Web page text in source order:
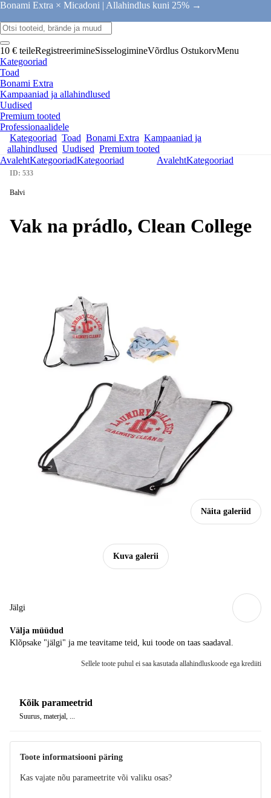
Bonami Extra × Micadoni | Allahindlus kuni 25% →
10 € teileRegistreerimineSisselogimineVõrdlus OstukorvMenu
Kategooriad
Toad
Bonami Extra
Kampaaniad ja allahindlused
Uudised
Premium tooted
Professionaalidele
Kategooriad Toad Bonami Extra Kampaaniad ja
allahindlused Uudised Premium tooted
AvalehtKategooriadKategooriad AvalehtKategooriad
Näita galeriid
Kuva galerii
ID: 533
Balvi
Vak na prádlo, Clean College
Jälgi
Välja müüdud
Klõpsake "jälgi" ja me teavitame teid, kui toode on taas saadaval.
Sellele toote puhul ei saa kasutada allahindluskoode ega krediiti
Kõik parameetrid
Suurus, materjal, ...
Toote informatsiooni päring
Kas vajate nõu parameetrite või valiku osas?